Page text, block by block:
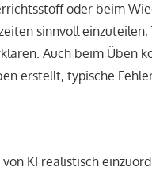
oder beim
sinnvoll einzuteilen,
Auch beim Üben
erstellt, typische
KI realistisch